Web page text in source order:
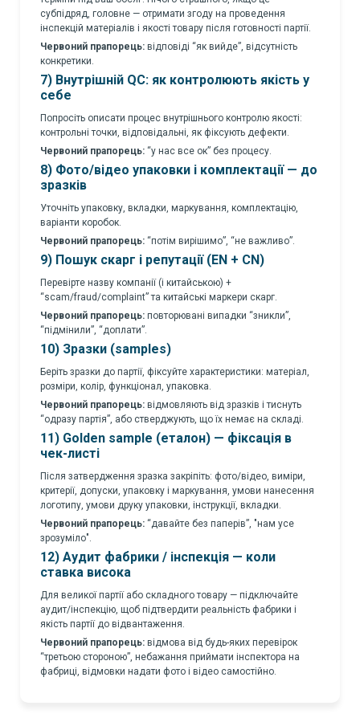
субпідряд, головне — отримати згоду на проведення
інспекцій матеріалів і якості товару після готовності партії.
Червоний прапорець: відповіді “як вийде”, відсутність
конкретики.
7) Внутрішній QC: як контролюють якість у
себе
Попросіть описати процес внутрішнього контролю якості:
контрольні точки, відповідальні, як фіксують дефекти.
Червоний прапорець: “у нас все ок” без процесу.
8) Фото/відео упаковки і комплектації — до
зразків
Уточніть упаковку, вкладки, маркування, комплектацію,
варіанти коробок.
Червоний прапорець: “потім вирішимо”, “не важливо”.
9) Пошук скарг і репутації (EN + CN)
Перевірте назву компанії (і китайською) +
“scam/fraud/complaint” та китайські маркери скарг.
Червоний прапорець: повторювані випадки “зникли”,
“підмінили”, “доплати”.
10) Зразки (samples)
Беріть зразки до партії, фіксуйте характеристики: матеріал,
розміри, колір, функціонал, упаковка.
Червоний прапорець: відмовляють від зразків і тиснуть
“одразу партія”, або стверджують, що їх немає на складі.
11) Golden sample (еталон) — фіксація в
чек-листі
Після затвердження зразка закріпіть: фото/відео, виміри,
критерії, допуски, упаковку і маркування, умови нанесення
логотипу, умови друку упаковки, інструкції, вкладки.
Червоний прапорець: “давайте без паперів”, "нам усе
зрозуміло".
12) Аудит фабрики / інспекція — коли
ставка висока
Для великої партії або складного товару — підключайте
аудит/інспекцію, щоб підтвердити реальність фабрики і
якість партії до відвантаження.
Червоний прапорець: відмова від будь-яких перевірок
“третьою стороною”, небажання приймати інспектора на
фабриці, відмовки надати фото і відео самостійно.